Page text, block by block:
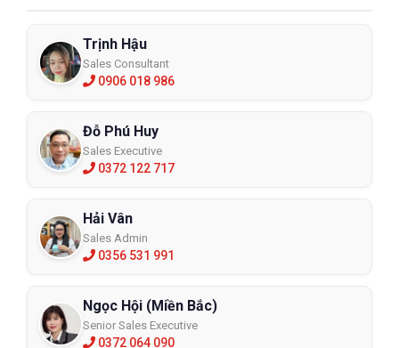
Trịnh Hậu
Sales Consultant
0906 018 986
Đỗ Phú Huy
Sales Executive
0372 122 717
Hải Vân
Sales Admin
0356 531 991
Ngọc Hội (Miền Bắc)
Senior Sales Executive
0372 064 090